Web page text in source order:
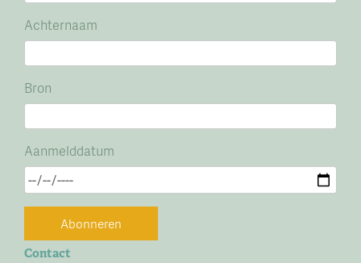
Achternaam
Bron
Aanmelddatum
Abonneren
Contact